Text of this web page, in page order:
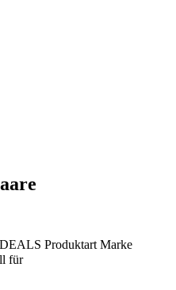
Produktart Marke
für